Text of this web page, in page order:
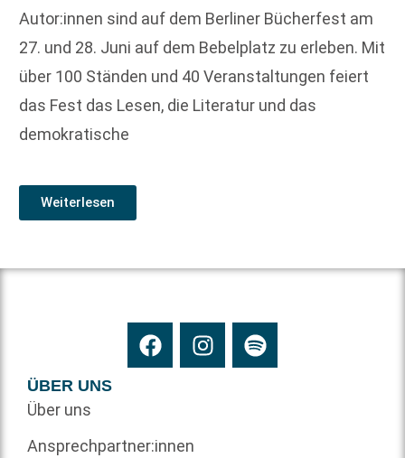
Autor:innen sind auf dem Berliner Bücherfest am
27. und 28. Juni auf dem Bebelplatz zu erleben. Mit
über 100 Ständen und 40 Veranstaltungen feiert
das Fest das Lesen, die Literatur und das
demokratische
Weiterlesen
ÜBER UNS
Über uns
Ansprechpartner:innen